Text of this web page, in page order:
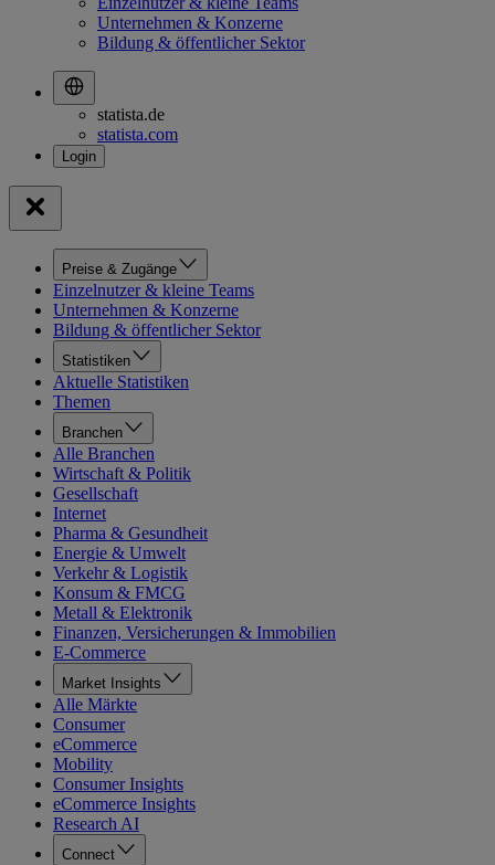
Unternehmen & Konzerne
Bildung & öffentlicher Sektor
statista.de
statista.com
Preise & Zugänge
Einzelnutzer & kleine Teams
Unternehmen & Konzerne
Bildung & öffentlicher Sektor
Statistiken
Aktuelle Statistiken
Themen
Branchen
Alle Branchen
Wirtschaft & Politik
Gesellschaft
Internet
Pharma & Gesundheit
Energie & Umwelt
Verkehr & Logistik
Konsum & FMCG
Metall & Elektronik
Finanzen, Versicherungen & Immobilien
E-Commerce
Market Insights
Alle Märkte
Consumer
eCommerce
Mobility
Consumer Insights
eCommerce Insights
Research AI
Connect